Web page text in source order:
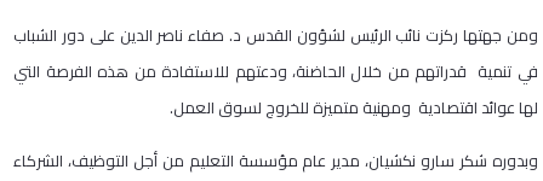
ومن جهتها ركزت نائب الرئيس لشؤون القدس د. صفاء ناصر الدين على دور الشباب
في تنمية قدراتهم من خلال الحاضنة، ودعتهم للاستفادة من هذه الفرصة التي
لها عوائد اقتصادية ومهنية متميزة للخروج لسوق العمل.
وبدوره شكر سارو نكشيان، مدير عام مؤسسة التعليم من أجل التوظيف، الشركاء